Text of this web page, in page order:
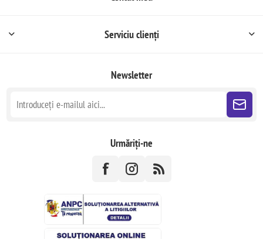
Serviciu clienți
Newsletter
Urmăriți-ne